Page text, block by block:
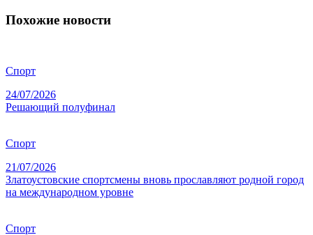
Похожие новости
Спорт
24/07/2026
Решающий полуфинал
Спорт
21/07/2026
Златоустовские спортсмены вновь прославляют родной город
на международном уровне
Спорт